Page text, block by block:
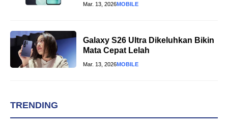
Mar. 13, 2026MOBILE
Galaxy S26 Ultra Dikeluhkan Bikin
Mata Cepat Lelah
Mar. 13, 2026MOBILE
TRENDING